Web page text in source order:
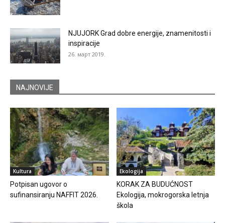
NJUJORK Grad dobre energije, znamenitosti i
inspiracije
26. март 2019.
NAJNOVIJE
Kultura
Potpisan ugovor o
sufinansiranju NAFFIT 2026.
Ekologija
KORAK ZA BUDUĆNOST
Ekologija, mokrogorska letnja
škola